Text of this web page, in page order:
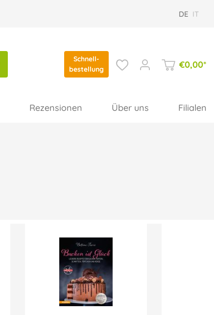
DE IT
Schnell-
bestellung
€0,00*
Rezensionen Über uns Filialen